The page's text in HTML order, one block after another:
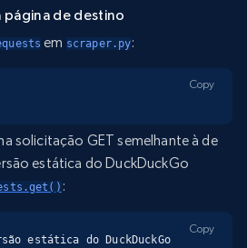
página de destino
em scraper.py:
Copy
solicitação GET semelhante à de
estática do DuckDuckGo
:
estática do DuckDuckGo
Copy